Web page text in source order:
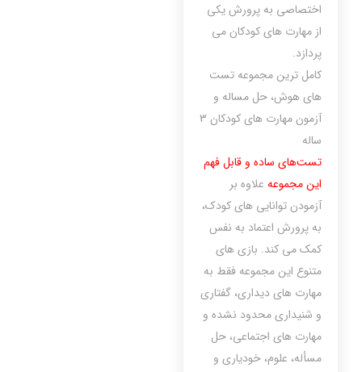
اختصاصی به پرورش یکی
از مهارت های کودکان می
پردازد.
کامل ترین مجموعه تست
های هوش، حل مساله و
آزمون مهارت های کودکان 3
ساله
تست‌های ساده و قابل فهم
این مجموعه علاوه بر
آزمودن توانایی های کودک،
به پرورش اعتماد به نفس
کمک می کند. بازی های
متنوع این مجموعه فقط به
مهارت های دیداری، گفتاری
و شنیداری محدود نشده و
مهارت های اجتماعی، حل
مسأله، علوم، خودیاری و